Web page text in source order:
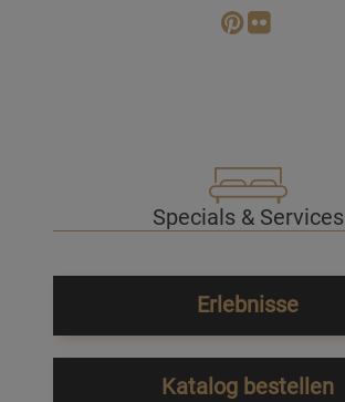
Specials & Services
Erlebnisse
Katalog bestellen